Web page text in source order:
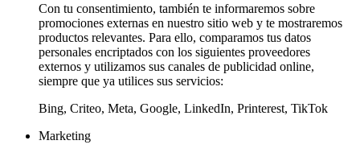
Con tu consentimiento, también te informaremos sobre
promociones externas en nuestro sitio web y te mostraremos
productos relevantes. Para ello, comparamos tus datos
personales encriptados con los siguientes proveedores
externos y utilizamos sus canales de publicidad online,
siempre que ya utilices sus servicios:
Bing, Criteo, Meta, Google, LinkedIn, Printerest, TikTok
Marketing